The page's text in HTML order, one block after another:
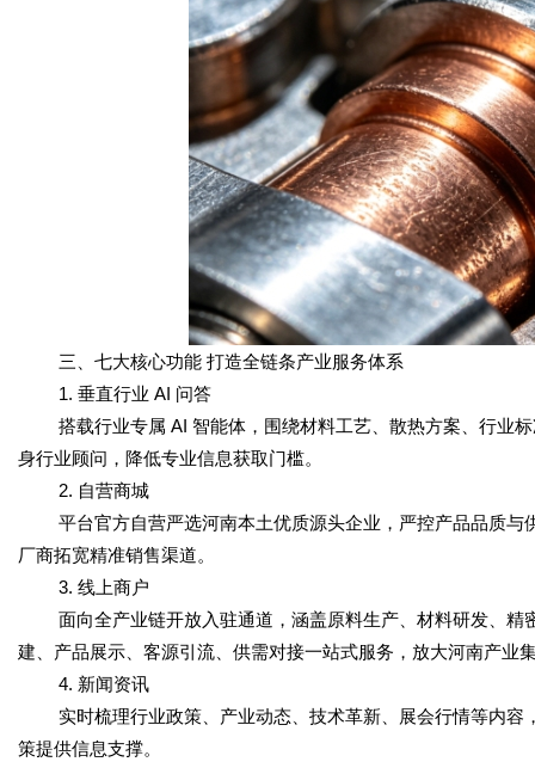
三、七大核心功能 打造全链条产业服务体系
1. 垂直行业 AI 问答
搭载行业专属 AI 智能体，围绕材料工艺、散热方案、行业
身行业顾问，降低专业信息获取门槛。
2. 自营商城
平台官方自营严选河南本土优质源头企业，严控产品品质
厂商拓宽精准销售渠道。
3. 线上商户
面向全产业链开放入驻通道，涵盖原料生产、材料研发、
建、产品展示、客源引流、供需对接一站式服务，放大河南产业
4. 新闻资讯
实时梳理行业政策、产业动态、技术革新、展会行情等内
策提供信息支撑。